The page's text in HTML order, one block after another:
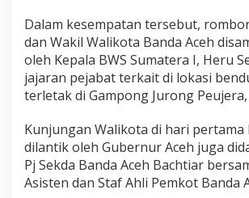
Dalam kesempatan tersebut,
dan Wakil Walikota Banda Aceh
oleh Kepala BWS Sumatera I, Heru
jajaran pejabat terkait di lokasi
terletak di Gampong Jurong Peujera,
Kunjungan Walikota di hari pertama
dilantik oleh Gubernur Aceh juga
Pj Sekda Banda Aceh Bachtiar
Asisten dan Staf Ahli Pemkot Banda